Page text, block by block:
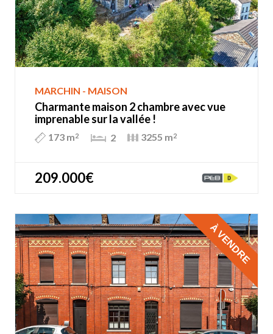
MARCHIN - MAISON
Charmante maison 2 chambre avec vue
imprenable sur la vallée !
173 m2 2 3255 m2
209.000€
À VENDRE